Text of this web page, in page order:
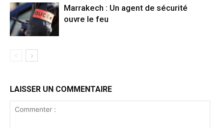
Marrakech : Un agent de sécurité
ouvre le feu
LAISSER UN COMMENTAIRE